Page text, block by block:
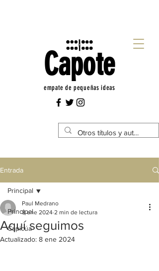
Capote
empate de pequeñas ideas
Entrada
Principal
Capicúa
Principal
Aquí seguimos
Paul Medrano
8 ene 2024 2 min de lectura
Actualizado: 8 ene 2024